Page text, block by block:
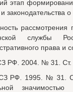
этап
законодательства
службы
права и
РФ. 2004. № 31. Ст.
РФ. 1995. № 31.